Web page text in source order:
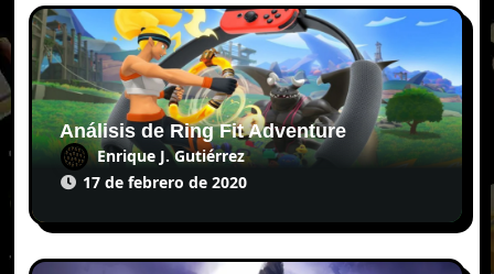
Análisis de Ring Fit Adventure
Enrique J. Gutiérrez
17 de febrero de 2020